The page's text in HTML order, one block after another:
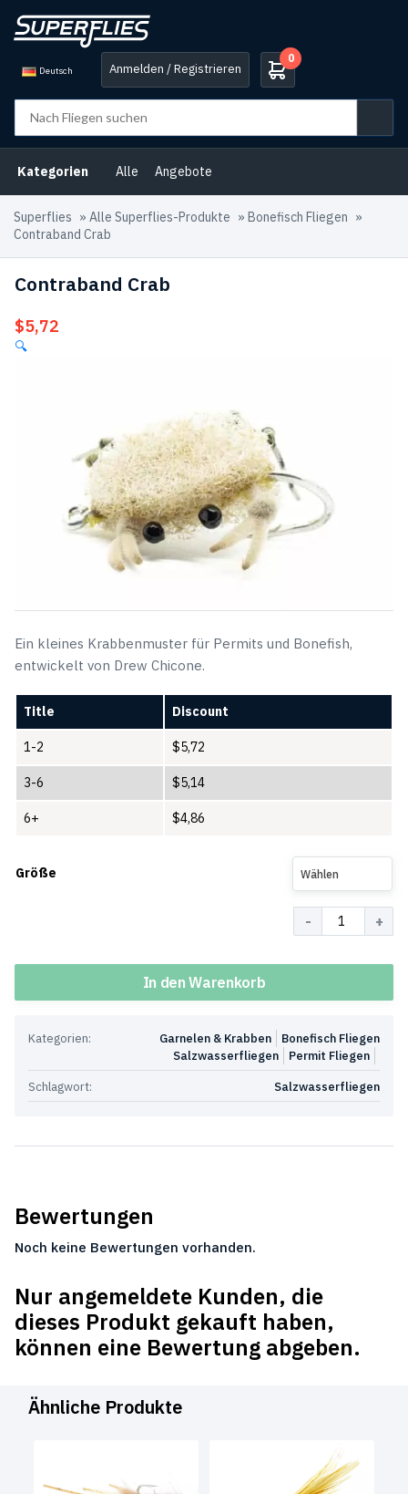
Deutsch Anmelden / Registrieren
0
Kategorien Alle Angebote
Superflies » Alle Superflies-Produkte » Bonefisch Fliegen »
Contraband Crab
Contraband Crab
$5,72
🔍
Ein kleines Krabbenmuster für Permits und Bonefish,
entwickelt von Drew Chicone.
Title Discount
1-2 $5,72
3-6 $5,14
6+ $4,86
Größe Wählen
In den Warenkorb
Kategorien: Bonefisch Fliegen
Garnelen & Krabben
Permit Fliegen
Salzwasserfliegen
Schlagwort:
Salzwasserfliegen
Bewertungen
Noch keine Bewertungen vorhanden.
Nur angemeldete Kunden, die
dieses Produkt gekauft haben,
können eine Bewertung abgeben.
Ähnliche Produkte